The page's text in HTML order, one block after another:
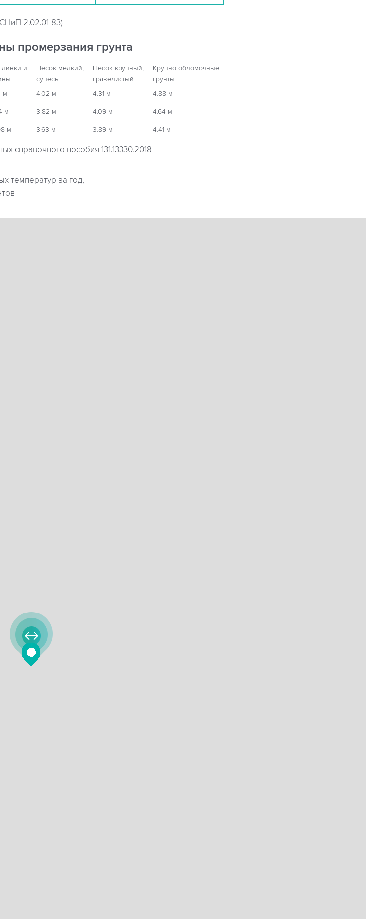
СНиП 2.02.01-83)
промерзания грунта
и
Песок мелкий,
супесь
Песок крупный,
гравелистый
Крупно обломочные
грунты
м 4.02 м 4.31 м 4.88 м
м 3.82 м 4.09 м 4.64 м
м 3.63 м 3.89 м 4.41 м
справочного пособия 131.13330.2018
температур за год,